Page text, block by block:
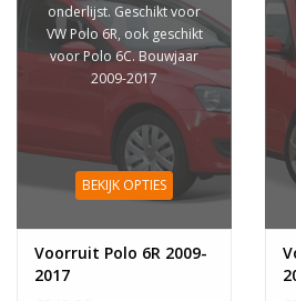
onderlijst. Geschikt voor
VW Polo 6R, ook geschikt
voor Polo 6C. Bouwjaar
2009-2017
BEKIJK OPTIES
Voorruit Polo 6R 2009-
2017